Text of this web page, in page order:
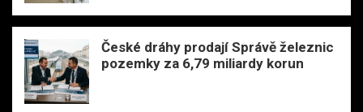
České dráhy prodají Správě železnic
pozemky za 6,79 miliardy korun